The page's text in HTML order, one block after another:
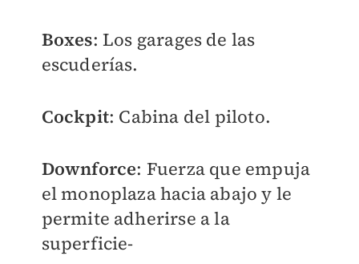
Boxes: Los garages de las
escuderías.
Cockpit: Cabina del piloto.
Downforce: Fuerza que empuja
el monoplaza hacia abajo y le
permite adherirse a la
superficie-